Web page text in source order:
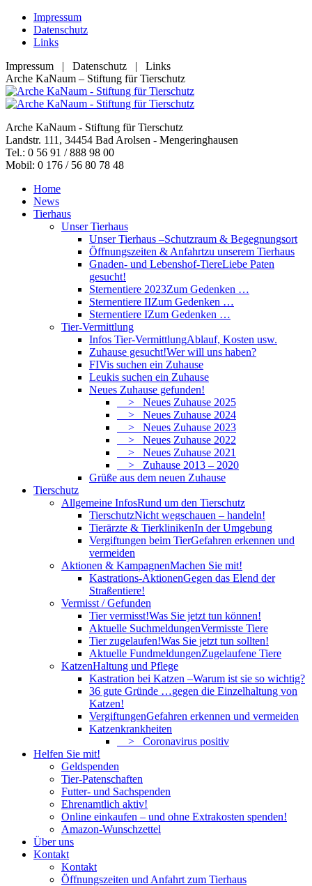
Zum
Inhalt
springen
Impressum
Datenschutz
Links
Impressum | Datenschutz | Links
Facebook
page
opens
new
window
YouTube
page
opens
new
window
RSS
page
opens
new
window
E-
Mail
page
in
new
window
Arche KaNaum – Stiftung für Tierschutz
Arche KaNaum - Stiftung für Tierschutz
Landstr. 111, 34454 Bad Arolsen - Mengeringhausen
Tel.: 0 56 91 / 888 98 00
Mobil: 0 176 / 56 80 78 48
Home
News
Tierhaus
Unser Tierhaus
Unser Tierhaus –Schutzraum & Begegnungsort
Öffnungszeiten & Anfahrtzu unserem Tierhaus
Gnaden- und Lebenshof-TiereLiebe Paten
gesucht!
Sternentiere 2023Zum Gedenken …
Sternentiere IIZum Gedenken …
Sternentiere IZum Gedenken …
Tier-Vermittlung
Infos Tier-VermittlungAblauf, Kosten usw.
Zuhause gesucht!Wer will uns haben?
FIVis suchen ein Zuhause
Leukis suchen ein Zuhause
Neues Zuhause gefunden!
> Neues Zuhause 2025
> Neues Zuhause 2024
> Neues Zuhause 2023
> Neues Zuhause 2022
> Neues Zuhause 2021
> Zuhause 2013 – 2020
Grüße aus dem neuen Zuhause
Tierschutz
Allgemeine InfosRund um den Tierschutz
TierschutzNicht wegschauen – handeln!
Tierärzte & TierklinikenIn der Umgebung
Vergiftungen beim TierGefahren erkennen und
vermeiden
Aktionen & KampagnenMachen Sie mit!
Kastrations-AktionenGegen das Elend der
Straßentiere!
Vermisst / Gefunden
Tier vermisst!Was Sie jetzt tun können!
Aktuelle SuchmeldungenVermisste Tiere
Tier zugelaufen!Was Sie jetzt tun sollten!
Aktuelle FundmeldungenZugelaufene Tiere
KatzenHaltung und Pflege
Kastration bei Katzen –Warum ist sie so wichtig?
36 gute Gründe …gegen die Einzelhaltung von
Katzen!
VergiftungenGefahren erkennen und vermeiden
Katzenkrankheiten
> Coronavirus positiv
Helfen Sie mit!
Geldspenden
Tier-Patenschaften
Futter- und Sachspenden
Ehrenamtlich aktiv!
Online einkaufen – und ohne Extrakosten spenden!
Amazon-Wunschzettel
Über uns
Kontakt
Kontakt
Öffnungszeiten und Anfahrt zum Tierhaus